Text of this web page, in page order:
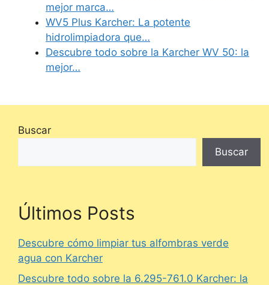
mejor marca…
WV5 Plus Karcher: La potente
hidrolimpiadora que…
Descubre todo sobre la Karcher WV 50: la
mejor…
Buscar
Buscar
Últimos Posts
Descubre cómo limpiar tus alfombras verde
agua con Karcher
Descubre todo sobre la 6.295-761.0 Karcher: la